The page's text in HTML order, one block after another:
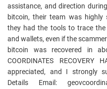
assistance, and direction
bitcoin, their team was highly
they had the tools to trace
and wallets, even if the
bitcoin was recovered in
COORDINATES
appreciated, and I strongly
Details Email: